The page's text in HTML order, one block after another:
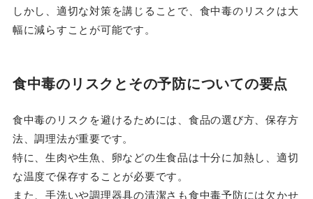
しかし、適切な対策を講じることで、食中毒のリスクは大
幅に減らすことが可能です。
食中毒のリスクとその予防についての要点
食中毒のリスクを避けるためには、食品の選び方、保存方
法、調理法が重要です。
特に、生肉や生魚、卵などの生食品は十分に加熱し、適切
な温度で保存することが必要です。
また、手洗いや調理器具の清潔さも食中毒予防には欠かせ